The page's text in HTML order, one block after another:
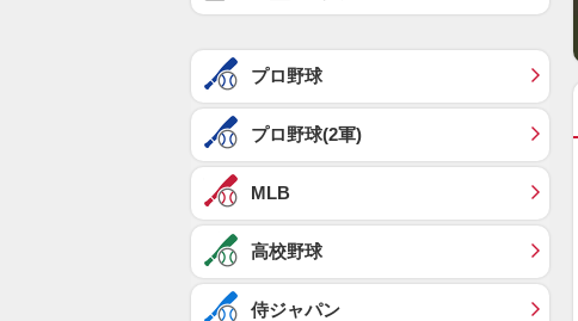
プロ野球
プロ野球(2軍)
MLB
高校野球
侍ジャパン